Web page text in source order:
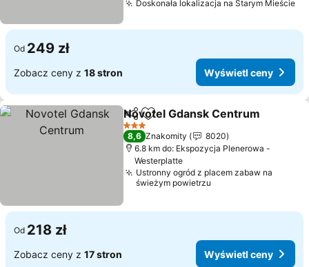
Doskonała lokalizacja na Starym Mieście
Od 249 zł
Zobacz ceny z 18 stron Wyświetl ceny
Udostępnij
Dodaj do ulubionych
Novotel Gdansk Centrum
3 Kategoria
8,6 Znakomity
8020
6.8 km do: Ekspozycja Plenerowa -
Westerplatte
Ustronny ogród z placem zabaw na
świeżym powietrzu
Od 218 zł
Zobacz ceny z 17 stron Wyświetl ceny